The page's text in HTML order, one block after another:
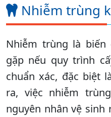
Nhiễm trùng
Nhiễm trùng là
gặp nếu quy trình
chuẩn xác, đặc biệt
ra, việc nhiễm
nguyên nhân vệ sinh